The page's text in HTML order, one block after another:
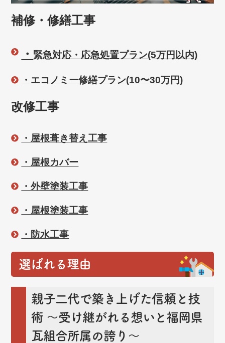
補修・修繕工事
・ 緊急対応・応急処置プラン(5万円以内)
・エコノミー修繕プラン(10〜30万円)
改修工事
・屋根葺き替え工事
・屋根カバー
・外壁塗装工事
・屋根塗装工事
・防水工事
選ばれる理由
親子二代で築き上げた信頼と技
術 ～受け継がれる想いと福岡県
瓦組合所属の誇り～